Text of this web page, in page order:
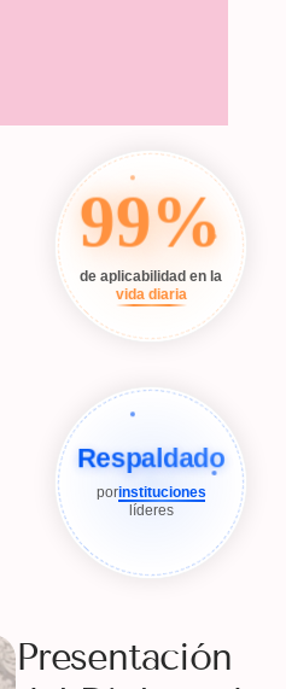
99%
de aplicabilidad en la
vida diaria
Respaldado
porinstituciones
líderes
Presentación